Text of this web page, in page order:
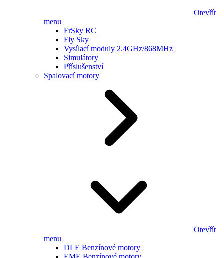
Otevřít
menu
FrSky RC
Fly Sky
Vysílací moduly 2.4GHz/868MHz
Simulátory
Příslušenství
Spalovací motory
Otevřít
menu
DLE Benzínové motory